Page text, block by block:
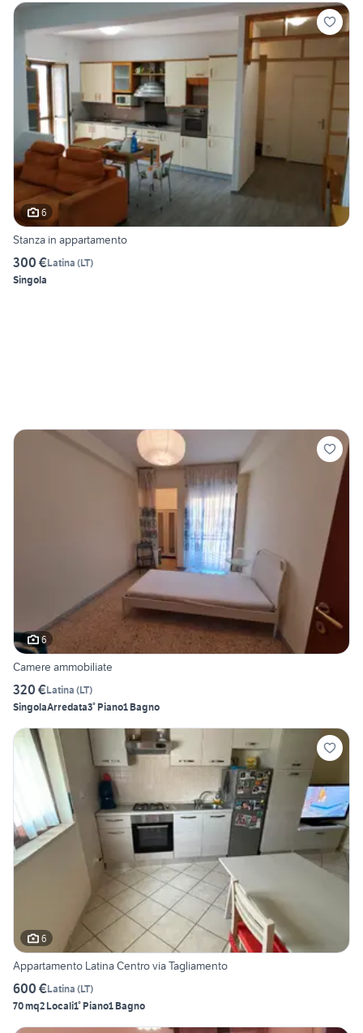
6
Stanza in appartamento
300 €Latina (LT)
Singola
6
Camere ammobiliate
320 €Latina (LT)
SingolaArredata3° Piano1 Bagno
6
Appartamento Latina Centro via Tagliamento
600 €Latina (LT)
70 mq2 Locali1° Piano1 Bagno